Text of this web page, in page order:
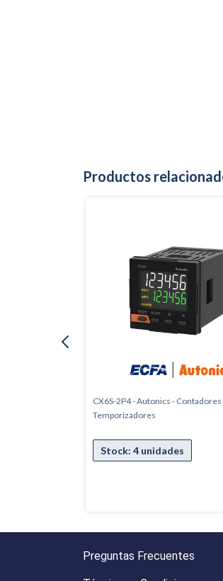
Productos
CX6S-2P4 - Autonics - Contadores
Temporizadores
Preguntas Frecuentes